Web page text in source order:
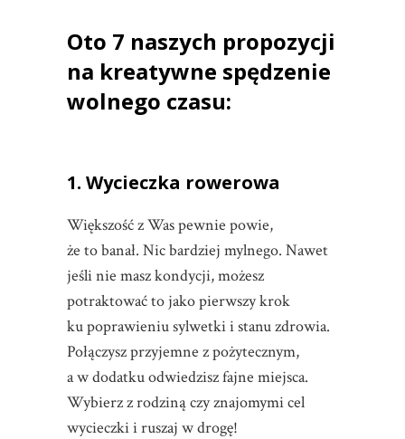
Oto 7 naszych propozycji
na kreatywne spędzenie
wolnego czasu:
1. Wycieczka rowerowa
Większość z Was pewnie powie,
że to banał. Nic bardziej mylnego. Nawet
jeśli nie masz kondycji, możesz
potraktować to jako pierwszy krok
ku poprawieniu sylwetki i stanu zdrowia.
Połączysz przyjemne z pożytecznym,
a w dodatku odwiedzisz fajne miejsca.
Wybierz z rodziną czy znajomymi cel
wycieczki i ruszaj w drogę!